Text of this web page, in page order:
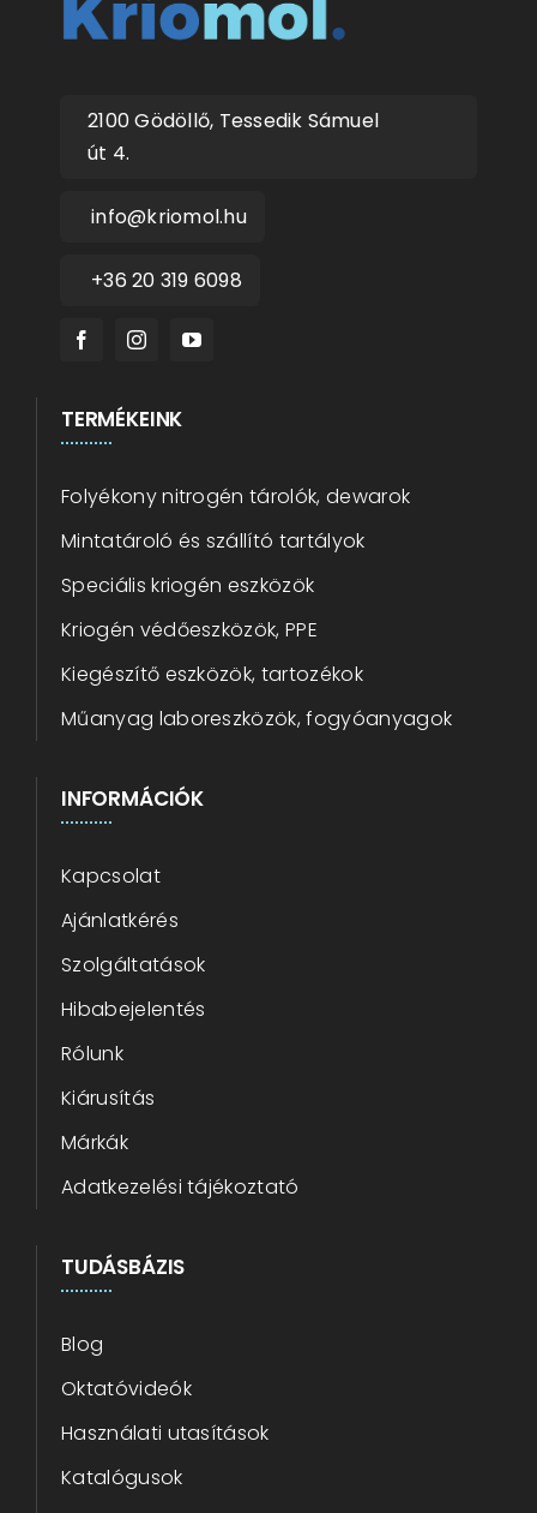
2100 Gödöllő, Tessedik Sámuel
út 4.
info@kriomol.hu
+36 20 319 6098
TERMÉKEINK
Folyékony nitrogén tárolók, dewarok
Mintatároló és szállító tartályok
Speciális kriogén eszközök
Kriogén védőeszközök, PPE
Kiegészítő eszközök, tartozékok
Műanyag laboreszközök, fogyóanyagok
INFORMÁCIÓK
Kapcsolat
Ajánlatkérés
Szolgáltatások
Hibabejelentés
Rólunk
Kiárusítás
Márkák
Adatkezelési tájékoztató
TUDÁSBÁZIS
Blog
Oktatóvideók
Használati utasítások
Katalógusok